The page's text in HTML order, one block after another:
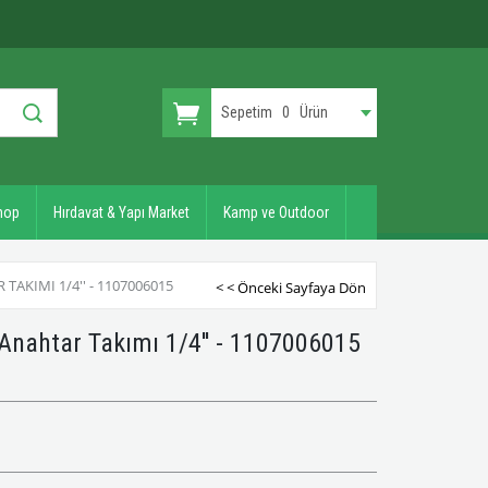
Sepetim 0 Ürün
Hırdavat & Yapı Market Kamp ve Outdoor
TAKIMI 1/4'' - 1107006015 < < Önceki Sayfaya Dön
Takımı 1/4'' - 1107006015